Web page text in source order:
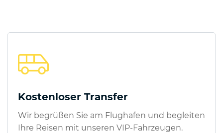
Kostenloser Transfer
Wir begrüßen Sie am Flughafen und begleiten
Ihre Reisen mit unseren VIP-Fahrzeugen.